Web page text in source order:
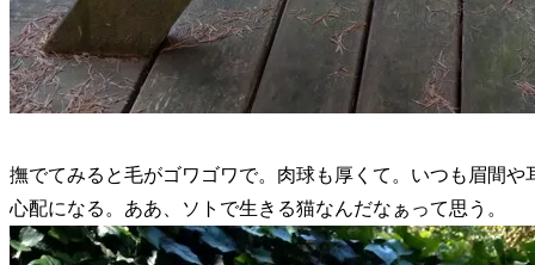
撫でてみると毛がゴワゴワで。肉球も厚くて。いつも眉間
心配になる。ああ、ソトで生きる猫なんだなぁって思う。